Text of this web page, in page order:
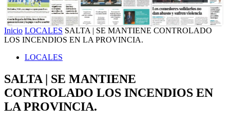
Inicio LOCALES SALTA | SE MANTIENE CONTROLADO
LOS INCENDIOS EN LA PROVINCIA.
LOCALES
SALTA | SE MANTIENE
CONTROLADO LOS INCENDIOS EN
LA PROVINCIA.